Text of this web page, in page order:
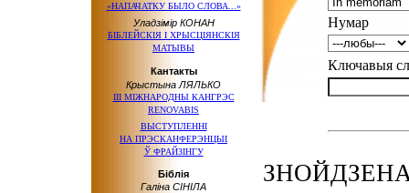
«НАПАЧАТКУ БЫЛО СЛОВА...»
Уладзімір КОНАН
БІБЛЕЙСКІЯ І ХРЫСЦІЯНСКІЯ
МАТЫВЫ
Кантакты
Крыстына ЛЯЛЬКО
ІІІ МІЖНАРОДНЫ КАНГРЭС
RENOVABIS
ВЫСТУПЛЕННІ
НА ПРЭСКАНФЕРЭНЦЫІ
Ў ФРАЙЗІНГУ
Біблія
Галіна СІНІЛА
Нумар
Ключавыя